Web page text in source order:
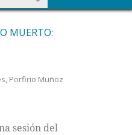
MUERTO:
, Porfirio Muñoz
sesión del